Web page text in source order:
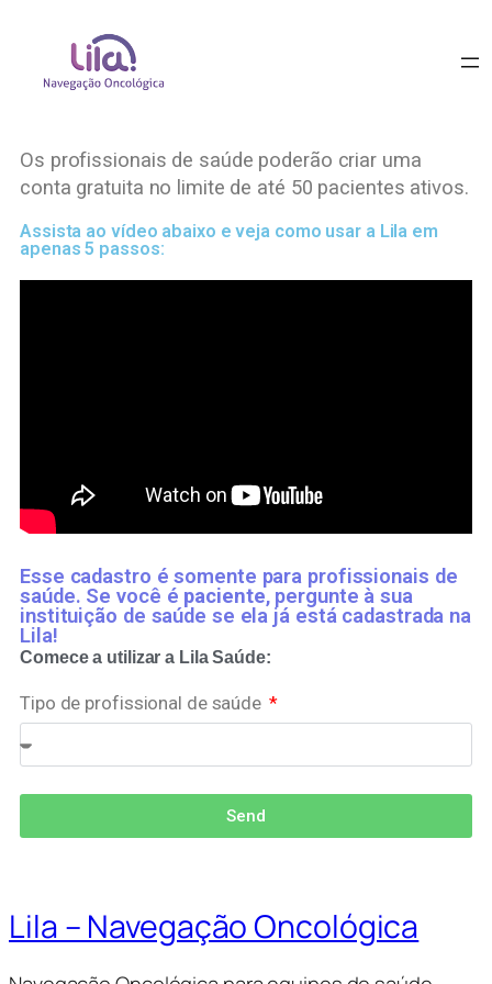
Os profissionais de saúde poderão criar uma
conta gratuita no limite de até 50 pacientes ativos.
Assista ao vídeo abaixo e veja como usar a Lila em
apenas 5 passos:
Esse cadastro é somente para profissionais de
saúde. Se você é paciente, pergunte à sua
instituição de saúde se ela já está cadastrada na
Lila!
Comece a utilizar a Lila Saúde:
Tipo de profissional de saúde
Send
Lila – Navegação Oncológica